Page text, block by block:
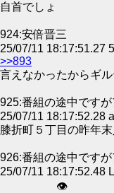
自首でしょ
924:安倍晋三
25/07/11 18:17:51.27
>>893
言えなかったからギル
925:番組の途中です
25/07/11 18:17:52.28
膝折町５丁目の昨年
926:番組の途中です
25/07/11 18:17:52.48
👁 👁 ＜お